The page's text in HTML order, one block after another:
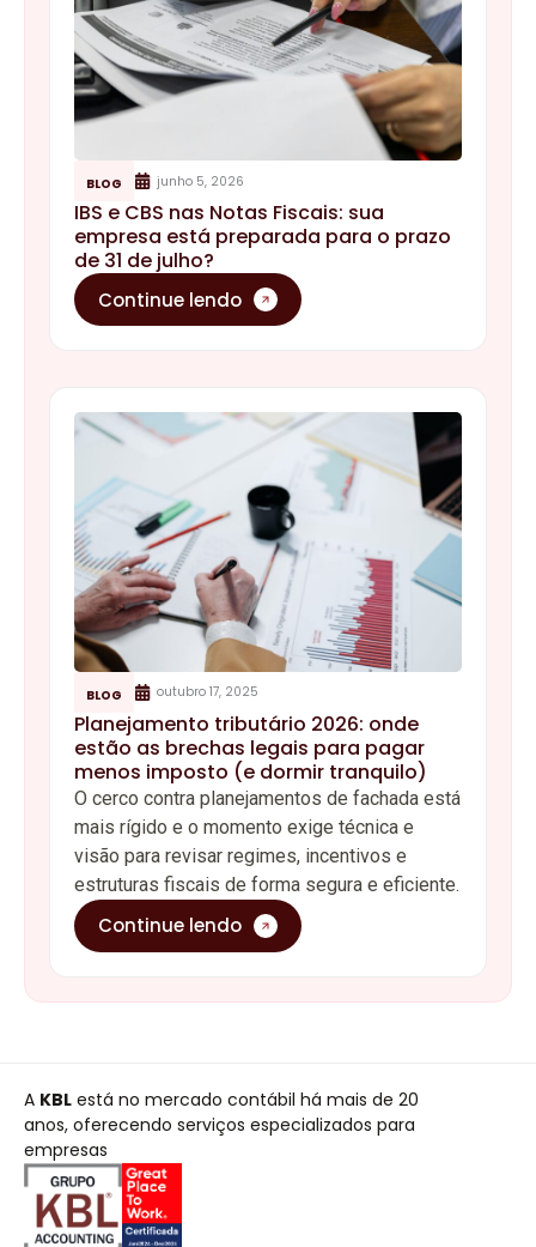
BLOG junho 5, 2026
IBS e CBS nas Notas Fiscais: sua
empresa está preparada para o prazo
de 31 de julho?
Continue lendo
BLOG outubro 17, 2025
Planejamento tributário 2026: onde
estão as brechas legais para pagar
menos imposto (e dormir tranquilo)
O cerco contra planejamentos de fachada está
mais rígido e o momento exige técnica e
visão para revisar regimes, incentivos e
estruturas fiscais de forma segura e eficiente.
Continue lendo
A KBL está no mercado contábil há mais de 20
anos, oferecendo serviços especializados para
empresas